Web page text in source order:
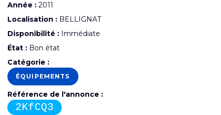
Année : 2011
Localisation : BELLIGNAT
Disponibilité : Immédiate
État : Bon état
Catégorie :
ÉQUIPEMENTS
Référence de l'annonce :
2KfCQ3